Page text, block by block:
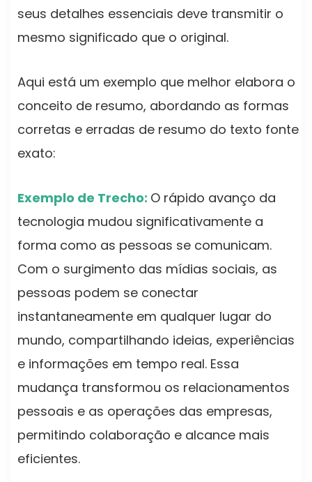
seus detalhes essenciais deve transmitir o
mesmo significado que o original.
Aqui está um exemplo que melhor elabora o
conceito de resumo, abordando as formas
corretas e erradas de resumo do texto fonte
exato:
Exemplo de Trecho: O rápido avanço da
tecnologia mudou significativamente a
forma como as pessoas se comunicam.
Com o surgimento das mídias sociais, as
pessoas podem se conectar
instantaneamente em qualquer lugar do
mundo, compartilhando ideias, experiências
e informações em tempo real. Essa
mudança transformou os relacionamentos
pessoais e as operações das empresas,
permitindo colaboração e alcance mais
eficientes.